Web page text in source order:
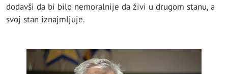
dodavši da bi bilo nemoralnije da živi u drugom stanu, a
svoj stan iznajmljuje.